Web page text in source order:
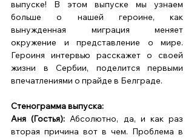
выпуске! В этом выпуске мы узнаем
больше о нашей героине, как
вынужденная миграция меняет
окружение и представление о мире.
Героиня интервью расскажет о своей
жизни в Сербии, поделится первыми
впечатлениями о прайде в Белграде.
Стенограмма выпуска:
Аня (Гостья): Абсолютно, да, и как раз
вторая причина вот в чем. Проблема в